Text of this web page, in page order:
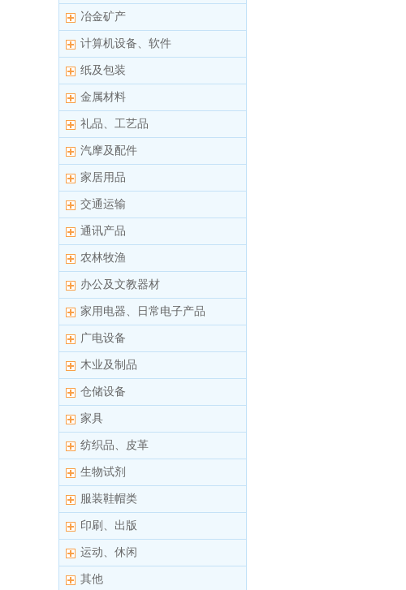
冶金矿产
计算机设备、软件
纸及包装
金属材料
礼品、工艺品
汽摩及配件
家居用品
交通运输
通讯产品
农林牧渔
办公及文教器材
家用电器、日常电子产品
广电设备
木业及制品
仓储设备
家具
纺织品、皮革
生物试剂
服装鞋帽类
印刷、出版
运动、休闲
其他